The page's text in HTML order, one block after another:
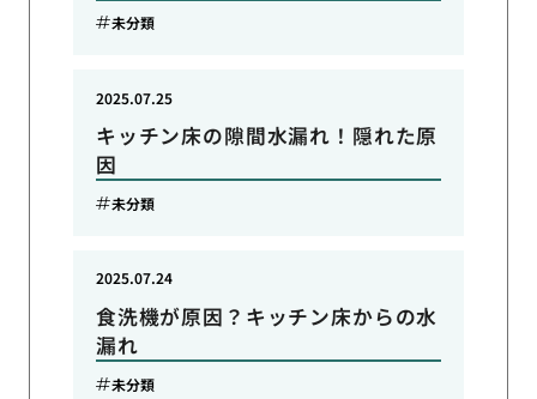
未分類
キッチン床の隙間水漏れ！隠れた原
因
2025.07.25
未分類
食洗機が原因？キッチン床からの水
漏れ
2025.07.24
未分類